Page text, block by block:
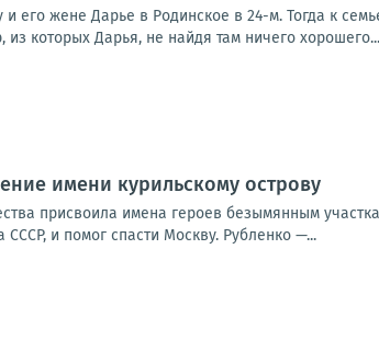
его жене Дарье в Родинское в 24-м. Тогда к
из которых Дарья, не найдя там ничего хорошего...
имени курильскому острову
присвоила имена героев безымянным
и помог спасти Москву. Рубленко —...